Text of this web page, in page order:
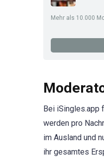
Mehr als 10.000
Bei iSingles.app
werden pro
im Ausland und
ihr gesamtes